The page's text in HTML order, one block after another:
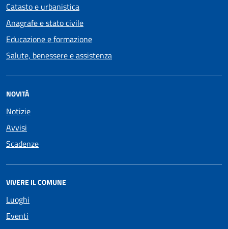
Catasto e urbanistica
Anagrafe e stato civile
Educazione e formazione
Salute, benessere e assistenza
NOVITÀ
Notizie
Avvisi
Scadenze
VIVERE IL COMUNE
Luoghi
Eventi